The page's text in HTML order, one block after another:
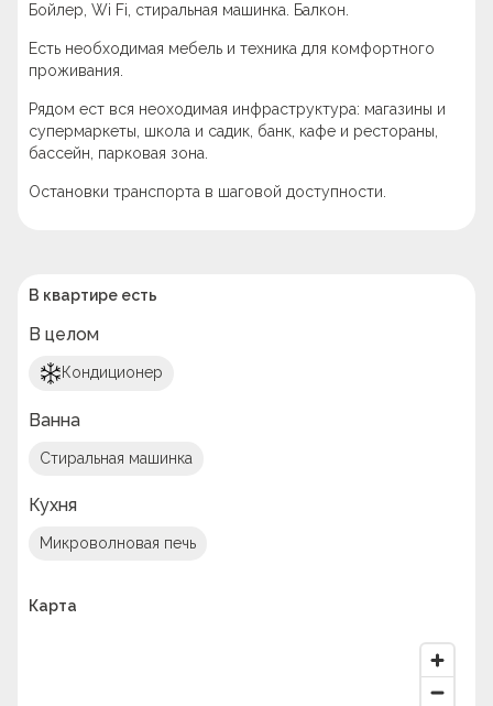
Бойлер, Wi Fi, стиральная машинка. Балкон.
Есть необходимая мебель и техника для комфортного
проживания.
Рядом ест вся неоходимая инфраструктура: магазины и
супермаркеты, школа и садик, банк, кафе и рестораны,
бассейн, парковая зона.
Остановки транспорта в шаговой доступности.
В квартире есть
В целом
Кондиционер
Ванна
Стиральная машинка
Кухня
Микроволновая печь
Карта